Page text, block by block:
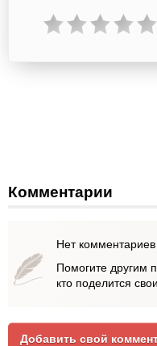
Комментарии
Нет
Помогите другим
кто поделится
Добавить свой